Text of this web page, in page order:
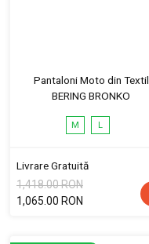
Pantaloni Moto din Textil
BERING BRONKO
M L
Livrare Gratuită
1,418.00 RON
1,065.00 RON